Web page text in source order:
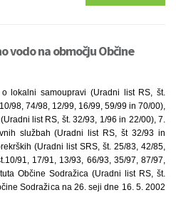
vodo na območju Občine
lokalni samoupravi (Uradni list RS, št.
98, 74/98, 12/99, 16/99, 59/99 in 70/00),
list RS, št. 32/93, 1/96 in 22/00), 7.
službah (Uradni list RS, št 32/93 in
(Uradni list SRS, št. 25/83, 42/85,
91, 17/91, 13/93, 66/93, 35/97, 87/97,
Občine Sodražica (Uradni list RS, št.
Sodražica na 26. seji dne 16. 5. 2002